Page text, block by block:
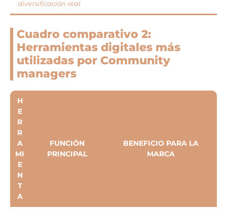
diversificación real
Cuadro comparativo 2:
Herramientas digitales más
utilizadas por Community
managers
H
E
R
R
A
MI
E
N
T
A
FUNCIÓN
PRINCIPAL
BENEFICIO PARA LA
MARCA